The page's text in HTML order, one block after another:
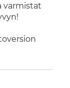
varmistat